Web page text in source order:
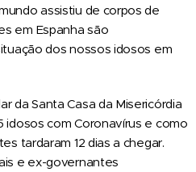
assistiu de corpos de
em Espanha são
dos nossos idosos em
da Santa Casa da Misericórdia
idosos com Coronavírus e como
tardaram 12 dias a chegar.
e ex-governantes